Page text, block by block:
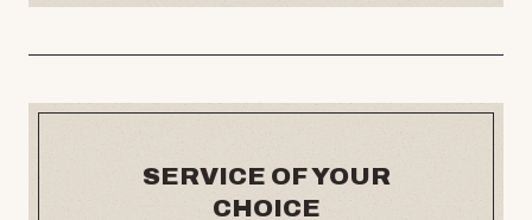
SERVICE OF YOUR
CHOICE